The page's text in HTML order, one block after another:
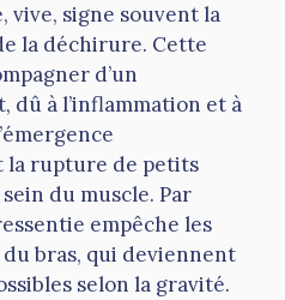
vive, signe souvent la
la déchirure. Cette
d’un
dû à l’inflammation et à
rupture de petits
du muscle. Par
empêche les
bras, qui deviennent
selon la gravité.